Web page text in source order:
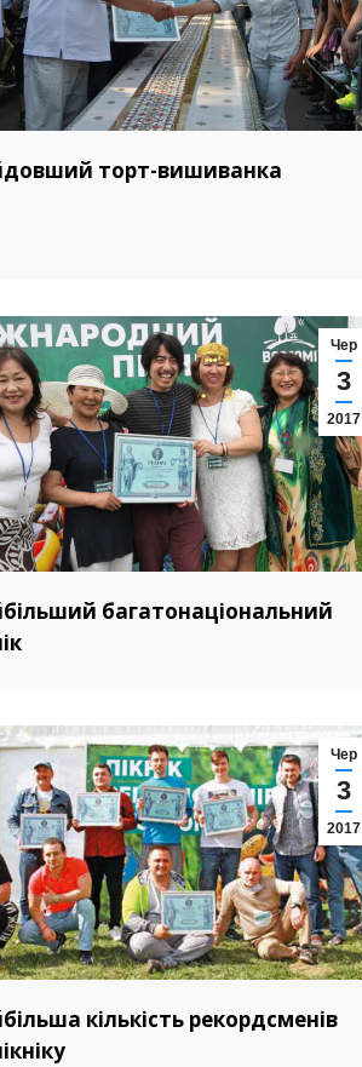
торт-вишиванка
Чер
3
2017
багатонаціональний
Чер
3
2017
кількість рекордсменів